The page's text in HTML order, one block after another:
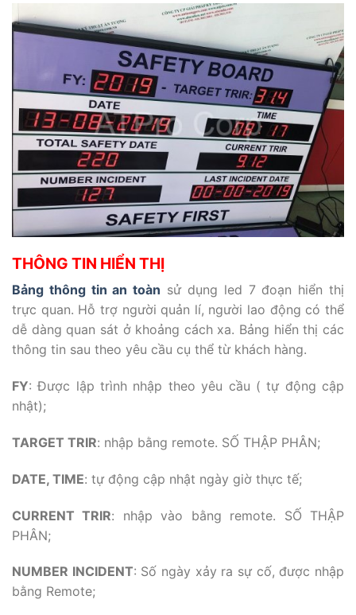
THÔNG TIN HIỂN THỊ
Bảng thông tin an toàn sử dụng led 7 đoạn hiển thị
trực quan. Hỗ trợ người quản lí, người lao động có thể
dễ dàng quan sát ở khoảng cách xa. Bảng hiển thị các
thông tin sau theo yêu cầu cụ thể từ khách hàng.
FY: Được lập trình nhập theo yêu cầu ( tự động cập
nhật);
TARGET TRIR: nhập bằng remote. SỐ THẬP PHÂN;
DATE, TIME: tự động cập nhật ngày giờ thực tế;
CURRENT TRIR: nhập vào bằng remote. SỐ THẬP
PHÂN;
NUMBER INCIDENT: Số ngày xảy ra sự cố, được nhập
bằng Remote;